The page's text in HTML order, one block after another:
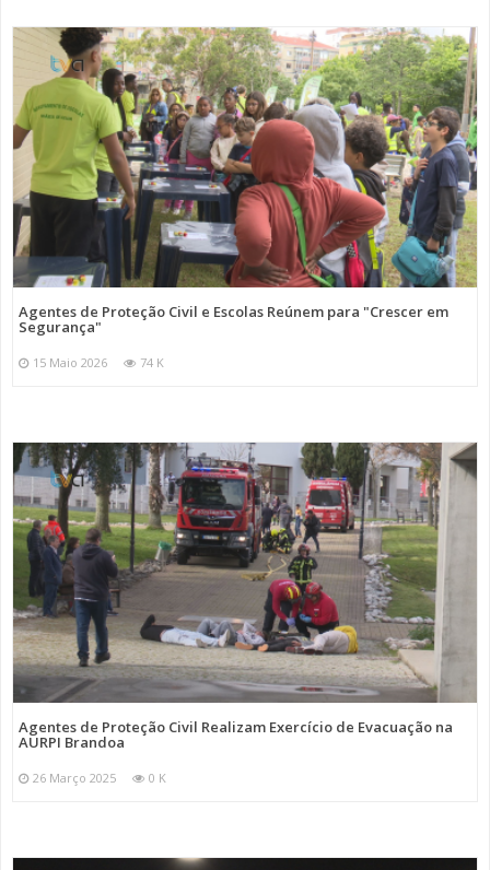
Agentes de Proteção Civil e Escolas Reúnem para "Crescer em
Segurança"
15 Maio 2026 74 K
Agentes de Proteção Civil Realizam Exercício de Evacuação na
AURPI Brandoa
26 Março 2025 0 K